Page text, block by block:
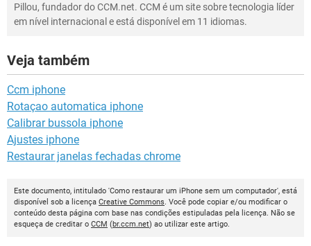
Pillou, fundador do CCM.net. CCM é um site sobre tecnologia líder
em nível internacional e está disponível em 11 idiomas.
Veja também
Ccm iphone
Rotaçao automatica iphone
Calibrar bussola iphone
Ajustes iphone
Restaurar janelas fechadas chrome
Este documento, intitulado 'Como restaurar um iPhone sem um computador', está
disponível sob a licença Creative Commons. Você pode copiar e/ou modificar o
conteúdo desta página com base nas condições estipuladas pela licença. Não se
esqueça de creditar o CCM (br.ccm.net) ao utilizar este artigo.